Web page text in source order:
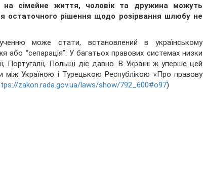
на сімейне життя, чоловік та дружина можуть
остаточного рішення щодо розірвання шлюбу не
може стати, встановлений в українському
“сепарація”. У багатьох правових системах низки
Португалії, Польщі діє давно. В Україні ж уперше цей
між Україною і Турецькою Республікою «Про правову
zakon.rada.gov.ua/laws/show/792_600#o97)